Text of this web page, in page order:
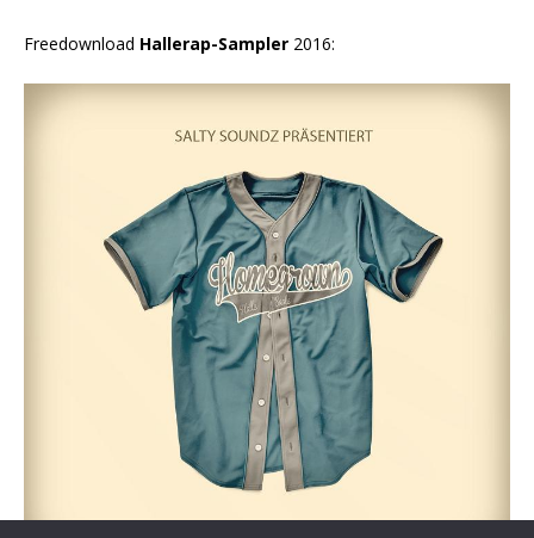
Freedownload Hallerap-Sampler 2016: